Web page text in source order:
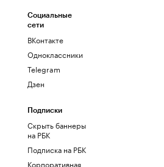
Социальные
сети
ВКонтакте
Одноклассники
Telegram
Дзен
Подписки
Скрыть баннеры
на РБК
Подписка на РБК
Корпоративная